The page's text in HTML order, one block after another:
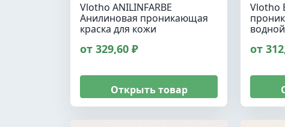
Vlotho ANILINFARBE
Анилиновая проникающая
краска для кожи
от 329,60 ₽
Открыть товар
Vlotho
от